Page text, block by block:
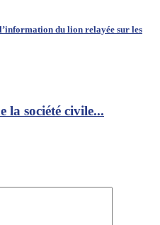
du lion relayée sur les
la société civile...